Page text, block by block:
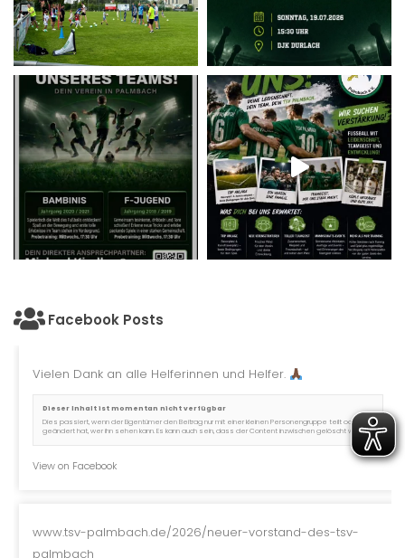
Facebook Posts
Vielen Dank an alle Helferinnen und Helfer.
Dieser Inhalt ist momentan nicht verfügbar
Dies passiert, wenn der Eigentümer den Beitrag nur mit einer kleinen Personengruppe teilt oder er
geändert hat, wer ihn sehen kann. Es kann auch sein, dass der Content inzwischen gelöscht wurde.
View on Facebook
www.tsv-palmbach.de/2026/neuer-vorstand-des-tsv-
palmbach